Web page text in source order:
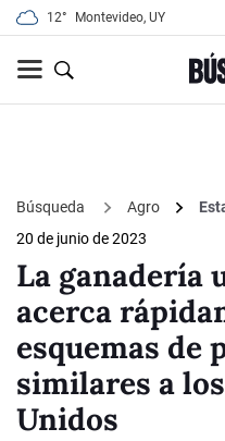
12° Montevideo, UY
Búsqueda Agro
20 de junio de 2023
La ganadería
acerca
esquemas de
similares a
Unidos